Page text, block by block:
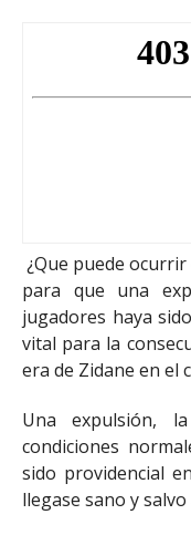
¿Que puede
para que una
jugadores haya
vital para la
era de Zidane en el
Una expulsión,
condiciones
sido providencial
llegase sano y